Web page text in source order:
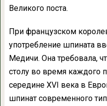
Великого поста.
При французском
употребление шпината
Медичи. Она требовала,
столу во время каждого
середине XVI века в
шпинат современного